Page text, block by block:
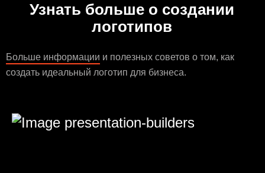
Узнать больше о создании
логотипов
Больше информации и полезных советов о том, как
создать идеальный логотип для бизнеса.